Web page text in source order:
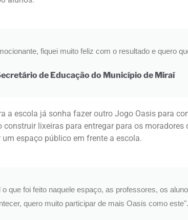
fiquei muito feliz com o resultado e quero
de Educação do Município de Miraí
a escola já sonha fazer outro Jogo Oasis para
lixeiras para entregar para os
espaço público em frente a escola.
que foi feito naquele espaço, as professores, os
quero muito participar de mais Oasis como este".